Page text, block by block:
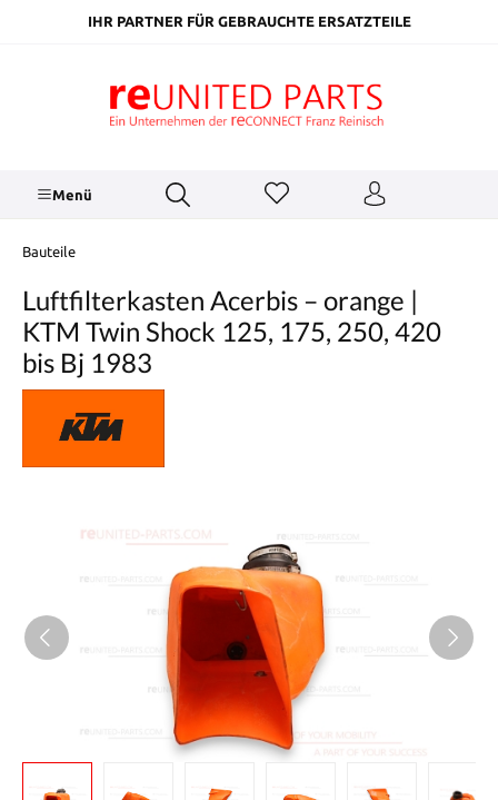
springenIHR PARTNER FÜR GEBRAUCHTE ERSATZTEILE
Menü
Bauteile
Luftfilterkasten Acerbis – orange |
KTM Twin Shock 125, 175, 250, 420
bis Bj 1983